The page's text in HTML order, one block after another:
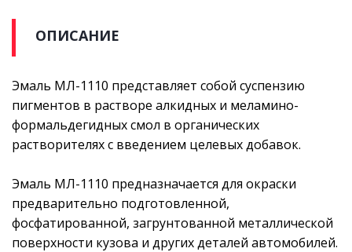
ОПИСАНИЕ
Эмаль МЛ-1110 представляет собой суспензию
пигментов в растворе алкидных и меламино-
формальдегидных смол в органических
растворителях с введением целевых добавок.
Эмаль МЛ-1110 предназначается для окраски
предварительно подготовленной,
фосфатированной, загрунтованной металлической
поверхности кузова и других деталей автомобилей.